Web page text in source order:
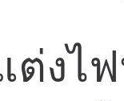
ต่งไ